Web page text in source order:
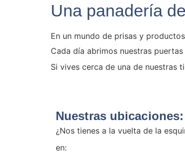
Una panadería
En un mundo de prisas y
Cada día abrimos nuestras
Si vives cerca de una de nuestras
Nuestras
¿Nos tienes a la vuelta de la
en: